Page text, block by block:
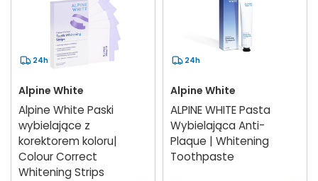
24h
Alpine White
Alpine White Paski
wybielające z
korektorem koloru|
Colour Correct
Whitening Strips
24h
Alpine White
ALPINE WHITE Pasta
Wybielająca Anti-
Plaque | Whitening
Toothpaste